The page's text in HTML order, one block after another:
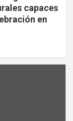
capaces
en